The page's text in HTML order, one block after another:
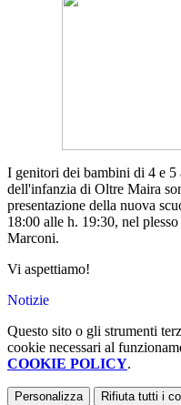
I genitori dei bambini di 4 e 5
dell'infanzia di Oltre Maira
presentazione della nuova
18:00 alle h. 19:30, nel
Marconi.
Vi aspettiamo!
Notizie
Questo sito o gli strumenti
cookie necessari al
COOKIE POLICY.
Personalizza Rifiuta tutti i